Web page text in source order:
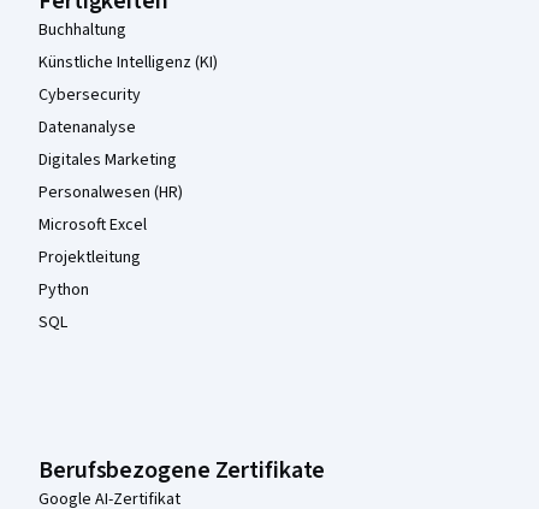
Buchhaltung
Künstliche Intelligenz (KI)
Cybersecurity
Datenanalyse
Digitales Marketing
Personalwesen (HR)
Microsoft Excel
Projektleitung
Python
SQL
Berufsbezogene Zertifikate
Google AI-Zertifikat